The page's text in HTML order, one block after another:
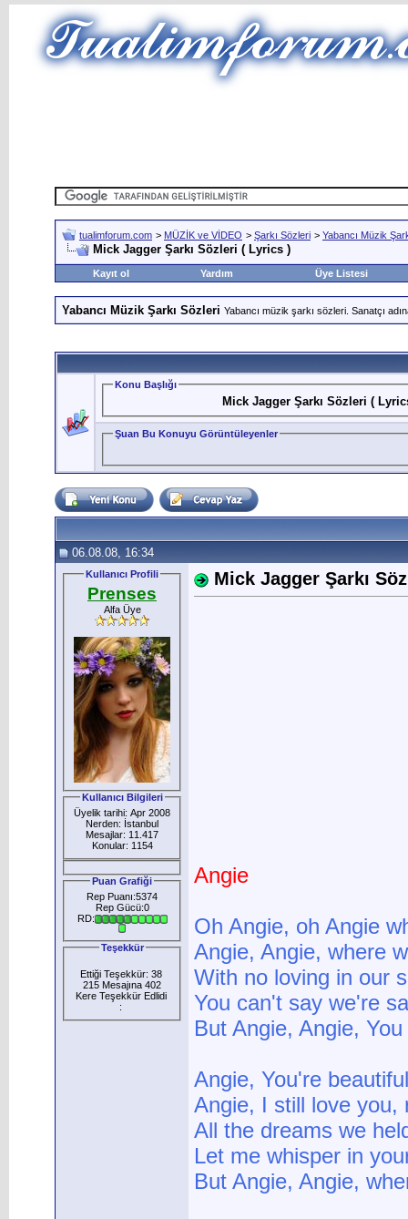
tualimforum.com > MÜZİK ve VİDEO > Şarkı Sözleri > Yabancı Müzik
Mick Jagger Şarkı Sözleri ( Lyrics )
Kayıt ol Yardım Üye Listesi
Yabancı Müzik Şarkı Sözleri Yabancı müzik şarkı sözleri. Sanatçı
Konu Başlığı
Mick Jagger Şarkı Sözleri (
Şuan Bu Konuyu Görüntüleyenler
06.08.08, 16:34
Kullanıcı Profili
Prenses
Alfa Üye
Kullanıcı Bilgileri
Üyelik tarihi: Apr 2008
Nerden: İstanbul
Mesajlar: 11.417
Konular: 1154
Puan Grafiği
Rep Puanı:5374
Rep Gücü:0
RD:
Teşekkür
Ettiği Teşekkür: 38
215 Mesajına 402
Kere Teşekkür Edlidi
:
Mick Jagger Şarkı
Angie
Oh Angie, oh Angie
Angie, Angie, where
With no loving in our
You can't say we're
But Angie, Angie,
Angie, You're
Angie, I still love you,
All the dreams we
Let me whisper in
But Angie, Angie,